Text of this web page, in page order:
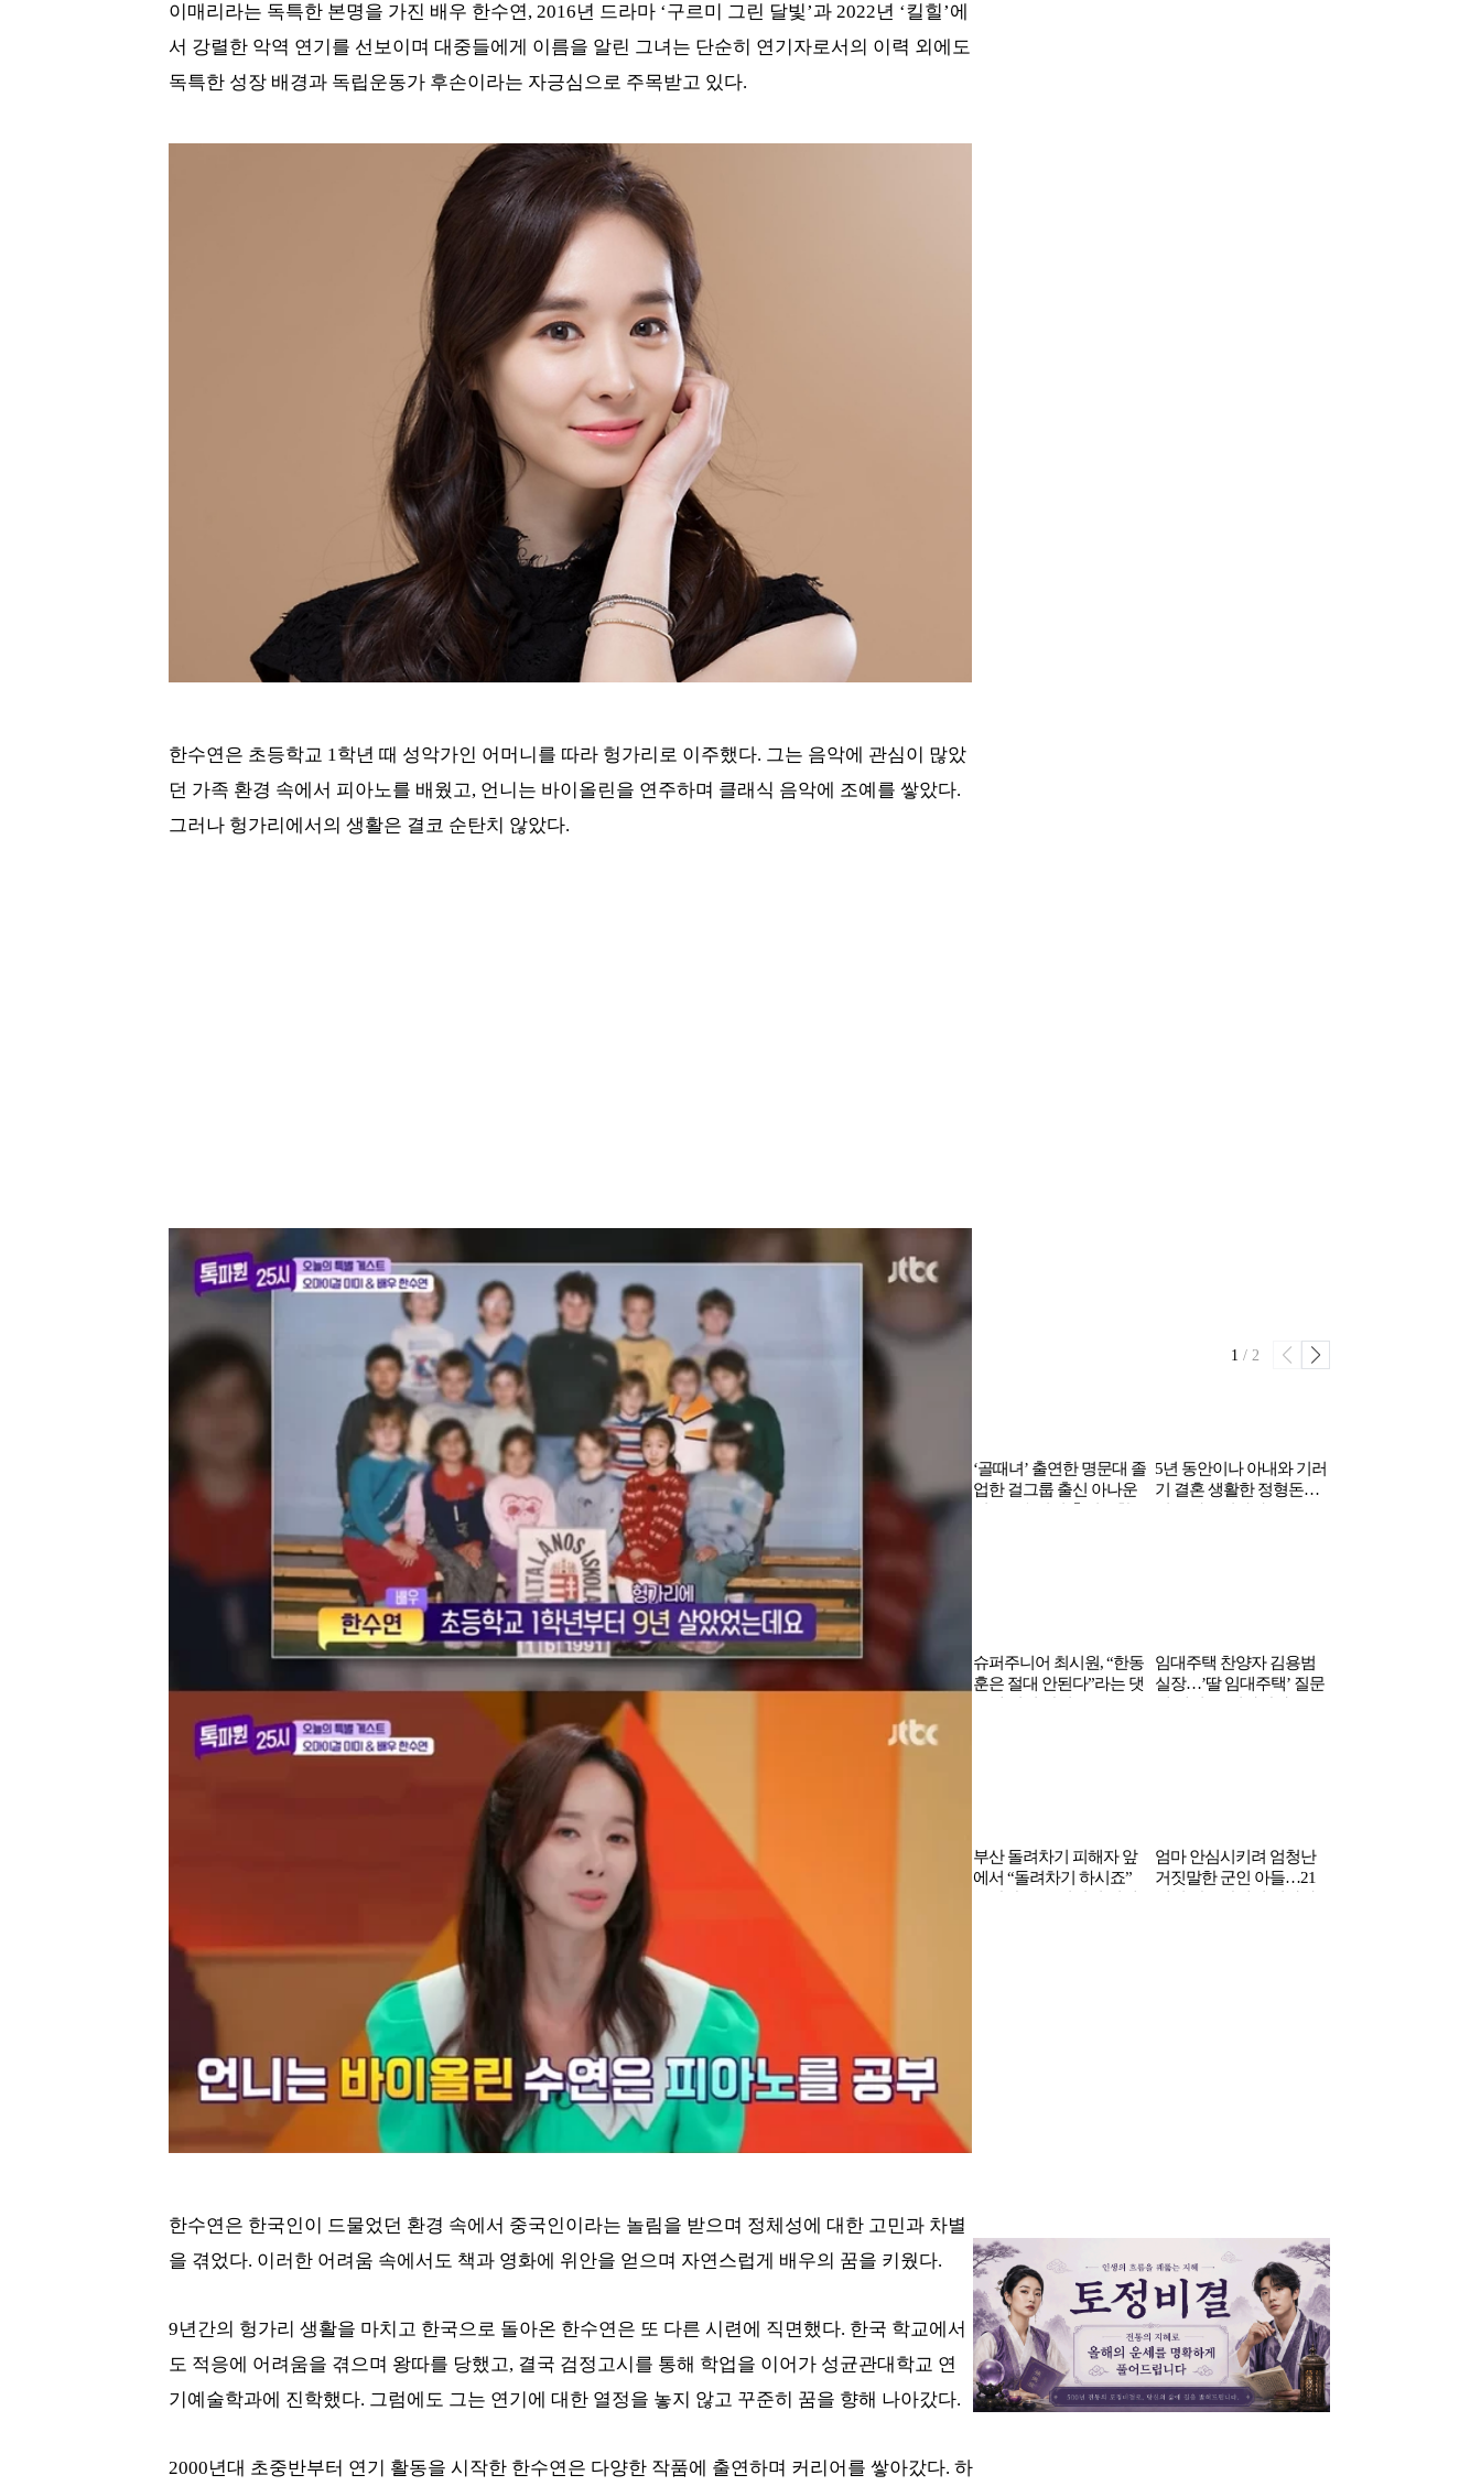
이매리라는 독특한 본명을 가진 배우 한수연, 2016년 드라마 ‘구르미 그린 달빛’과 2022년 ‘킬힐’에
서 강렬한 악역 연기를 선보이며 대중들에게 이름을 알린 그녀는 단순히 연기자로서의 이력 외에도
독특한 성장 배경과 독립운동가 후손이라는 자긍심으로 주목받고 있다.
한수연은 초등학교 1학년 때 성악가인 어머니를 따라 헝가리로 이주했다. 그는 음악에 관심이 많았
던 가족 환경 속에서 피아노를 배웠고, 언니는 바이올린을 연주하며 클래식 음악에 조예를 쌓았다.
그러나 헝가리에서의 생활은 결코 순탄치 않았다.
한수연은 한국인이 드물었던 환경 속에서 중국인이라는 놀림을 받으며 정체성에 대한 고민과 차별
을 겪었다. 이러한 어려움 속에서도 책과 영화에 위안을 얻으며 자연스럽게 배우의 꿈을 키웠다.
9년간의 헝가리 생활을 마치고 한국으로 돌아온 한수연은 또 다른 시련에 직면했다. 한국 학교에서
도 적응에 어려움을 겪으며 왕따를 당했고, 결국 검정고시를 통해 학업을 이어가 성균관대학교 연
기예술학과에 진학했다. 그럼에도 그는 연기에 대한 열정을 놓지 않고 꾸준히 꿈을 향해 나아갔다.
2000년대 초중반부터 연기 활동을 시작한 한수연은 다양한 작품에 출연하며 커리어를 쌓아갔다. 하